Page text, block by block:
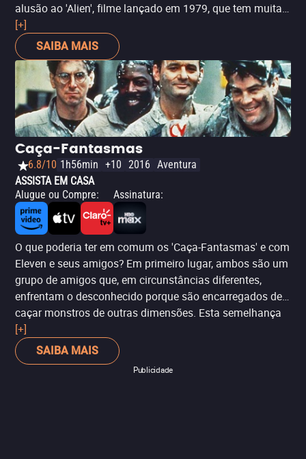
alusão ao 'Alien', filme lançado em 1979, que tem muitas
semelhanças com a trama da quarta temporada,
inclusive. Um dos cartazes promocionas de 'Stranger
Things' mostra uma criatura alienígena dentro de um ovo
(como o pôster de 'Alien: O Oitavo Passageiro') e a frase
"no Mundo Invertido, ninguém pode te ouvir gritar" é
também uma adaptação da frase original do filme de
Ridley Scott: "no espaço ninguém pode ouvir você gritar".
[+]
SAIBA MAIS
Caça-Fantasmas
6.8/10 1h56min +10 2016 Aventura
ASSISTA EM CASA
Alugue ou Compre: Assinatura:
O que poderia ter em comum os 'Caça-Fantasmas' e com
Eleven e seus amigos? Em primeiro lugar, ambos são um
grupo de amigos que, em circunstâncias diferentes,
enfrentam o desconhecido porque são encarregados de
caçar monstros de outras dimensões. Esta semelhança
poderia estar altamente implícita em 'Stranger Things'.
Somamos isso ao fato de que os Duffer Brothers
deixaram bem explícita a inspiração durante a segunda
[+]
SAIBA MAIS
Publicidade